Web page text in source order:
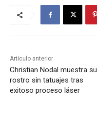
Artículo anterior
Christian Nodal muestra su
rostro sin tatuajes tras
exitoso proceso láser